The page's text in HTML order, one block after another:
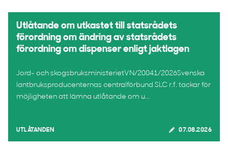
Utlåtande om utkastet till statsrådets
förordning om ändring av statsrådets
förordning om dispenser enligt jaktlagen
Jord- och skogsbruksministerietVN/20041/2026Svenska
lantbruksproducenternas centralförbund SLC r.f. tackar för
möjligheten att lämna utlåtande om u...
UTLÅTANDEN 07.08.2026